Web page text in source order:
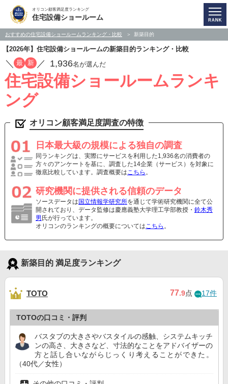
オリコン顧客満足度ランキング
住宅設備ショールーム
おすすめの住宅設備ショールームランキング・比較 新築目的
【2026年】住宅設備ショールームの新築目的ランキング・比較
／ 最 新 ／ 1,936名が選んだ
住宅設備ショールームランキ
ング
オリコン顧客満足度調査の特徴
日本最大級の規模による独自の調査
同ランキングは、実際にサービスを利用した1,936名の消費者の
方々のアンケートを基に、調査した14企業（サービス）を対象に
徹底比較しています。調査概要はこちら 。
研究機関に提供される信頼のデータ
ソースデータは 国立情報学研究所を通じて学術研究機関に全て公
開されており、データ監修は慶應義塾大学理工学部教授・ 鈴木秀
男 氏が行っています。
オリコンのランキングの概要についてはこちら 。
新築目的 満足度ランキング
TOTO 77.9点 17件
TOTOの口コミ・評判
バスタブの大きさやバスタイルの感触、システムキッチ
ンの高さ、大きさなど、寸法的なことをアドバイザーの
方と話し合いながらじっくり考えることができた。
（40代／女性）